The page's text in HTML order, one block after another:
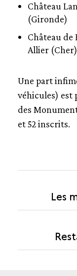
Château
(Gironde)
Château
Allier
Une part
véhicules) est
des
et 52 inscrits.
Les